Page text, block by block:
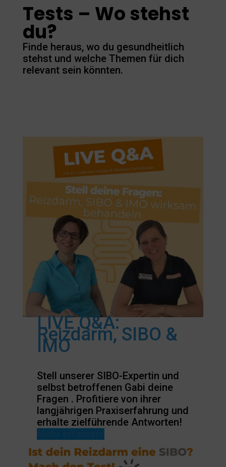
Tests – Wo stehst
du?
Finde heraus, wo du gesundheitlich
stehst und welche Themen für dich
relevant sein könnten.
LIVE Q&A:
Reizdarm, SIBO &
IMO
Stell unserer SIBO-Expertin und
selbst betroffenen Gabi deine
Fragen . Profitiere von ihrer
langjährigen Praxiserfahrung und
erhalte zielführende Antworten!